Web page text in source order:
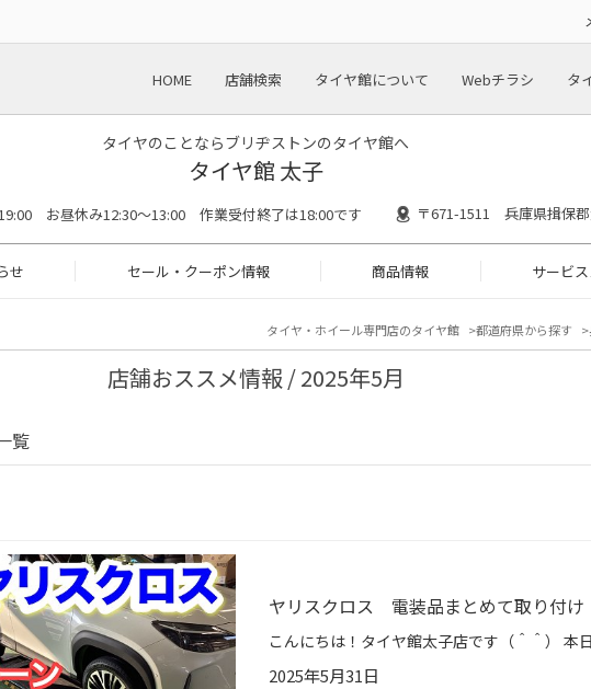
HOME 店舗検索 タイヤ館について Webチラシ タ
タイヤのことならブリヂストンのタイヤ館へ
タイヤ館 太子
お昼休み12:30～13:00 作業受付終了は18:00です 〒671-1511 兵庫県揖保
せ セール・クーポン情報 商品情報 サービ
タイヤ・ホイール専門店のタイヤ館 都道府県から探す
店舗おススメ情報 / 2025年5月
覧
ヤリスクロス 電装品まとめて取り付け
2025年5月31日